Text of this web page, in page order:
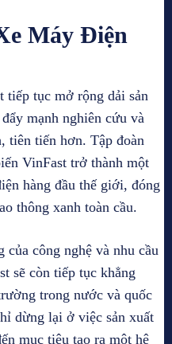
Máy Điện
tiếp tục mở rộng dải sản
mạnh nghiên cứu và
tiên tiến hơn. Tập đoàn
VinFast trở thành một
hàng đầu thế giới, đóng
thông xanh toàn cầu.
công nghệ và nhu cầu
sẽ còn tiếp tục khẳng
trong nước và quốc
dừng lại ở việc sản xuất
mục tiêu tạo ra một hệ